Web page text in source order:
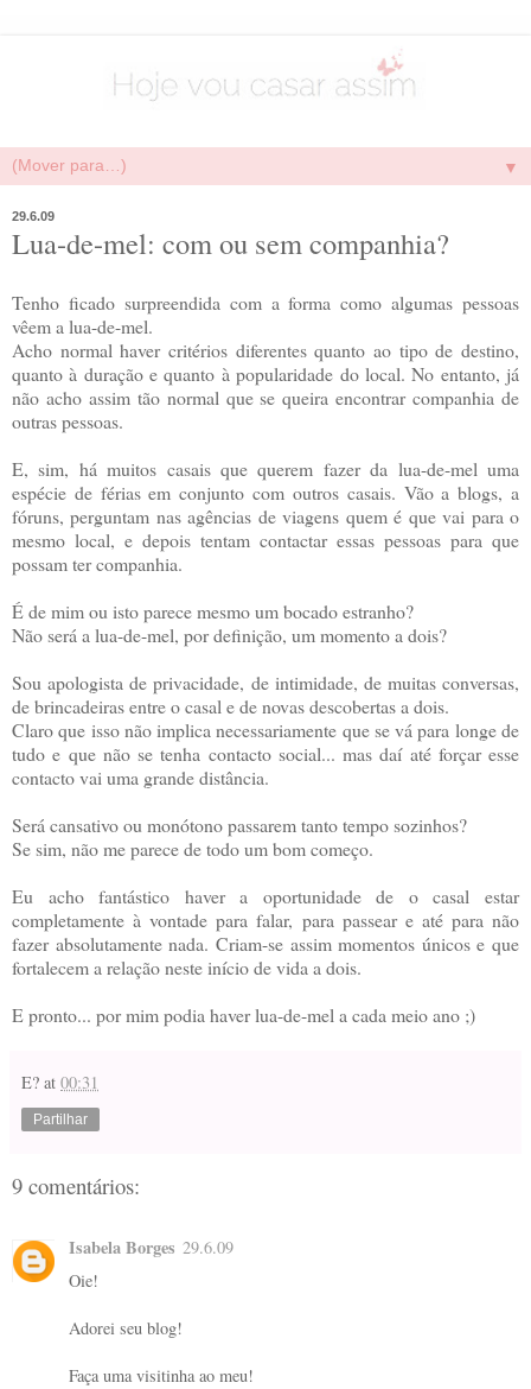
▼
29.6.09
Lua-de-mel: com ou sem companhia?
Tenho ficado surpreendida com a forma como algumas pessoas
vêem a lua-de-mel.
Acho normal haver critérios diferentes quanto ao tipo de destino,
quanto à duração e quanto à popularidade do local. No entanto, já
não acho assim tão normal que se queira encontrar companhia de
outras pessoas.
E, sim, há muitos casais que querem fazer da lua-de-mel uma
espécie de férias em conjunto com outros casais. Vão a blogs, a
fóruns, perguntam nas agências de viagens quem é que vai para o
mesmo local, e depois tentam contactar essas pessoas para que
possam ter companhia.
É de mim ou isto parece mesmo um bocado estranho?
Não será a lua-de-mel, por definição, um momento a dois?
Sou apologista de privacidade, de intimidade, de muitas conversas,
de brincadeiras entre o casal e de novas descobertas a dois.
Claro que isso não implica necessariamente que se vá para longe de
tudo e que não se tenha contacto social... mas daí até forçar esse
contacto vai uma grande distância.
Será cansativo ou monótono passarem tanto tempo sozinhos?
Se sim, não me parece de todo um bom começo.
Eu acho fantástico haver a oportunidade de o casal estar
completamente à vontade para falar, para passear e até para não
fazer absolutamente nada. Criam-se assim momentos únicos e que
fortalecem a relação neste início de vida a dois.
E pronto... por mim podia haver lua-de-mel a cada meio ano ;)
E? at 00:31
Partilhar
9 comentários:
Isabela Borges 29.6.09
Oie!
Adorei seu blog!
Faça uma visitinha ao meu!